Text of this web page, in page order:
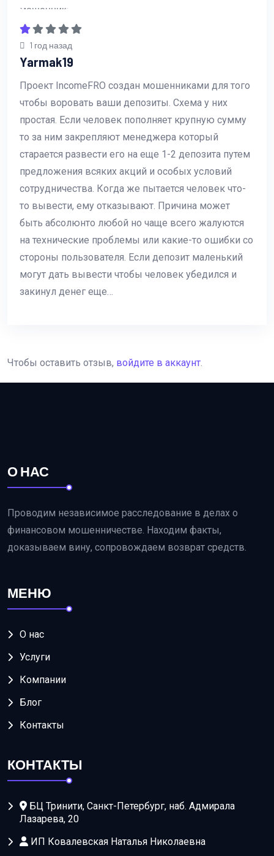
1 год назад
Yarmak19
Проект IncomeFRO создан мошенниками для того
чтобы воровать ваши депозиты. Схема у них
простая. Если человек пополняет крупную сумму
то за ним закрепляют менеджера который
старается развести его на еще 1-2 депозита путем
предложения всяких акций и особых условий
сотрудничества. Когда же пытается человек что-
то вывести, ему отказывают. Причина может
быть абсолюнто любой но чаще всего жалуются
на технические проблемы или какие-то ошибки со
стороны пользователя. Если депозит маленький
могут дать вывести чтобы человек убедился и
закинул денег еще…
Чтобы оставить отзыв, войдите в аккаунт.
О НАС
Проводим независимое расследование в делах о
финансовом мошенничестве. Находим факты,
доказываем вину, сопровождаем возврат средств.
МЕНЮ
О нас
Услуги
Компании
Блог
Контакты
КОНТАКТЫ
БЦ Тринити, Санкт-Петербург, наб. Адмирала
Лазарева, 20
ИП Ковалевская Наталья Николаевна